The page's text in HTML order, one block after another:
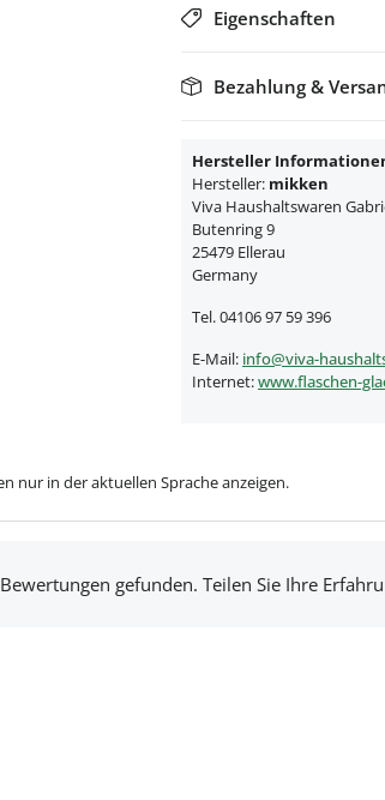
Eigenschaften
Bezahlung &
Hersteller
Hersteller: mikken
Viva Haushaltswaren
Butenring 9
25479 Ellerau
Germany
Tel. 04106 97 59 396
E-Mail: info@viva-
Internet:www.flaschen-
nur in der aktuellen Sprache anzeigen.
gefunden. Teilen Sie Ihre